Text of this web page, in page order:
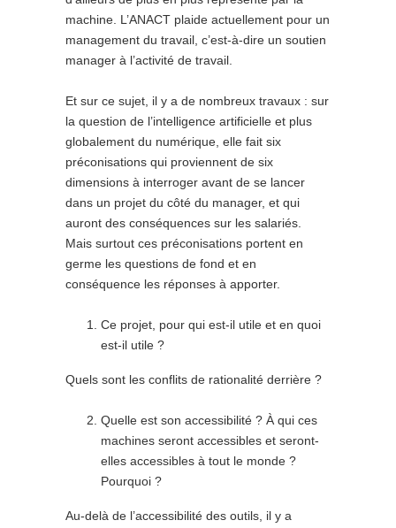
machine. L’ANACT plaide actuellement pour un
management du travail, c’est-à-dire un soutien
manager à l’activité de travail.
Et sur ce sujet, il y a de nombreux travaux : sur
la question de l’intelligence artificielle et plus
globalement du numérique, elle fait six
préconisations qui proviennent de six
dimensions à interroger avant de se lancer
dans un projet du côté du manager, et qui
auront des conséquences sur les salariés.
Mais surtout ces préconisations portent en
germe les questions de fond et en
conséquence les réponses à apporter.
Ce projet, pour qui est-il utile et en quoi
est-il utile ?
Quels sont les conflits de rationalité derrière ?
Quelle est son accessibilité ? À qui ces
machines seront accessibles et seront-
elles accessibles à tout le monde ?
Pourquoi ?
Au-delà de l’accessibilité des outils, il y a